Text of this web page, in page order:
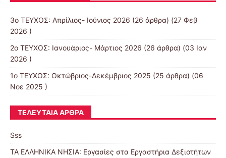
3ο ΤΕΥΧΟΣ: Απρίλιος- Ιούνιος 2026 (26 άρθρα) (27 Φεβ
2026 )
2ο ΤΕΥΧΟΣ: Ιανουάριος- Μάρτιος 2026 (26 άρθρα) (03 Ιαν
2026 )
1ο ΤΕΥΧΟΣ: Οκτώβριος-Δεκέμβριος 2025 (25 άρθρα) (06
Νοε 2025 )
ΤΕΛΕΥΤΑΊΑ ΆΡΘΡΑ
Sss
ΤΑ ΕΛΛΗΝΙΚΑ ΝΗΣΙΑ: Εργασίες στα Εργαστήρια Δεξιοτήτων